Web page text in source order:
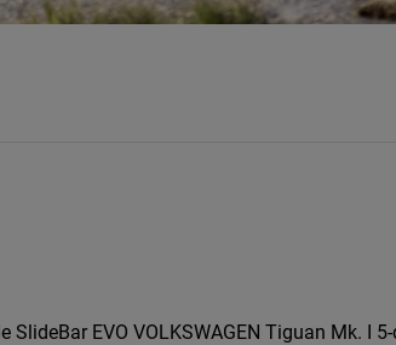
EVO VOLKSWAGEN Tiguan Mk. I